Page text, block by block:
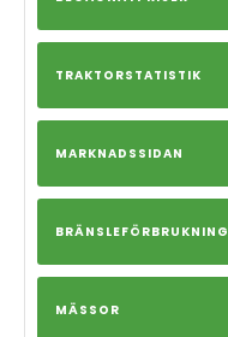
TRAKTORSTATISTIK
MARKNADSSIDAN
BRÄNSLEFÖRBRUKNING
MÄSSOR